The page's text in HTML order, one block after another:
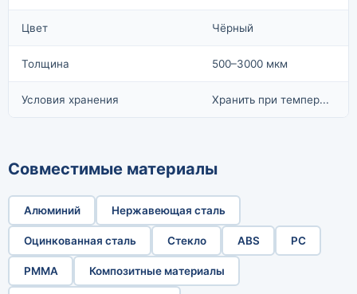
Цвет Чёрный
Толщина 500–3000 мкм
Условия хранения Хранить при темпер...
Совместимые материалы
Алюминий Нержавеющая сталь
Оцинкованная сталь Стекло ABS PC
PMMA Композитные материалы